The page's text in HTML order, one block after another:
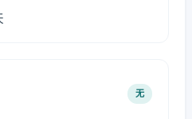
无